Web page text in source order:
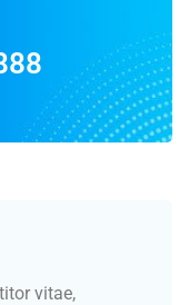
vitae,